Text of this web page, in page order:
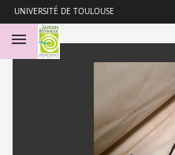
UNIVERSITÉ DE TOULOUSE